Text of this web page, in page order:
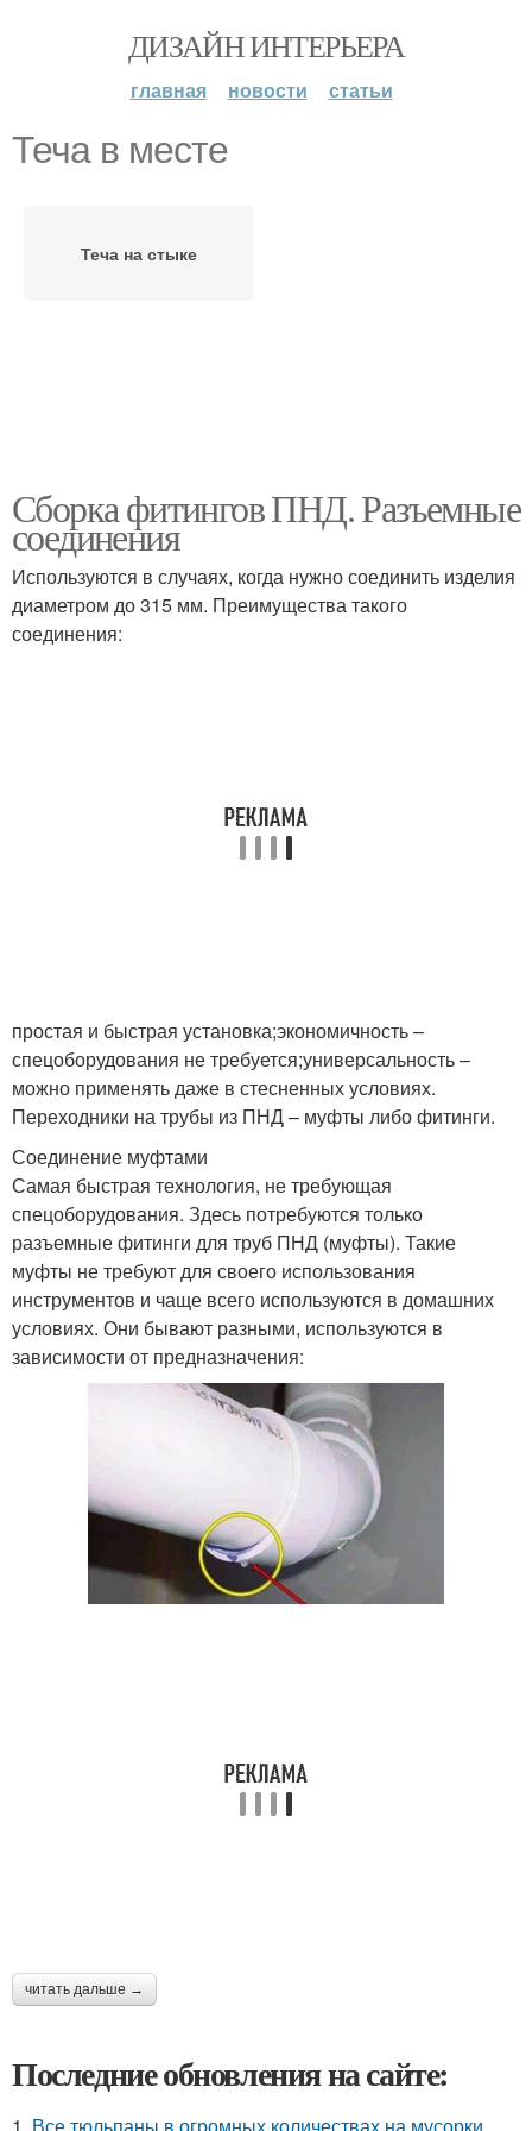
ДИЗАЙН ИНТЕРЬЕРА
главная новости статьи
Теча в месте
Теча на стыке
Сборка фитингов ПНД. Разъемные
соединения
Используются в случаях, когда нужно соединить изделия
диаметром до 315 мм. Преимущества такого
соединения:
простая и быстрая установка;экономичность –
спецоборудования не требуется;универсальность –
можно применять даже в стесненных условиях.
Переходники на трубы из ПНД – муфты либо фитинги.
Соединение муфтами
Самая быстрая технология, не требующая
спецоборудования. Здесь потребуются только
разъемные фитинги для труб ПНД (муфты). Такие
муфты не требуют для своего использования
инструментов и чаще всего используются в домашних
условиях. Они бывают разными, используются в
зависимости от предназначения:
читать дальше →
Последние обновления на сайте: